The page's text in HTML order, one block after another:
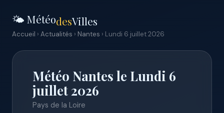
🌤️ MétéodesVilles
Accueil › Actualités › Nantes › Lundi 6 juillet 2026
Météo Nantes le Lundi 6
juillet 2026
Pays de la Loire